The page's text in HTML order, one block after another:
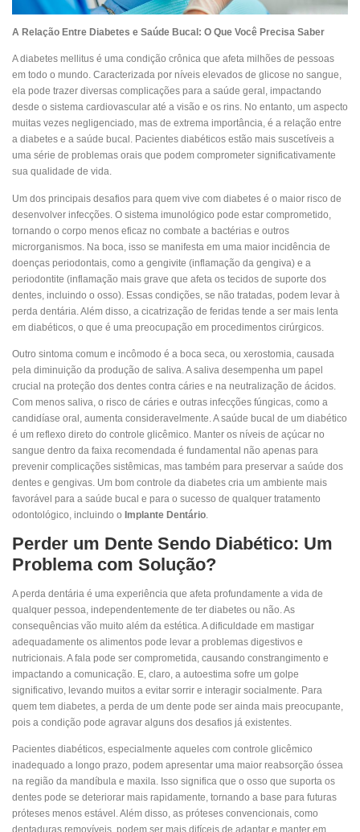
A Relação Entre Diabetes e Saúde Bucal: O Que Você Precisa Saber
A diabetes mellitus é uma condição crônica que afeta milhões de pessoas
em todo o mundo. Caracterizada por níveis elevados de glicose no sangue,
ela pode trazer diversas complicações para a saúde geral, impactando
desde o sistema cardiovascular até a visão e os rins. No entanto, um aspecto
muitas vezes negligenciado, mas de extrema importância, é a relação entre
a diabetes e a saúde bucal. Pacientes diabéticos estão mais suscetíveis a
uma série de problemas orais que podem comprometer significativamente
sua qualidade de vida.
Um dos principais desafios para quem vive com diabetes é o maior risco de
desenvolver infecções. O sistema imunológico pode estar comprometido,
tornando o corpo menos eficaz no combate a bactérias e outros
microrganismos. Na boca, isso se manifesta em uma maior incidência de
doenças periodontais, como a gengivite (inflamação da gengiva) e a
periodontite (inflamação mais grave que afeta os tecidos de suporte dos
dentes, incluindo o osso). Essas condições, se não tratadas, podem levar à
perda dentária. Além disso, a cicatrização de feridas tende a ser mais lenta
em diabéticos, o que é uma preocupação em procedimentos cirúrgicos.
Outro sintoma comum e incômodo é a boca seca, ou xerostomia, causada
pela diminuição da produção de saliva. A saliva desempenha um papel
crucial na proteção dos dentes contra cáries e na neutralização de ácidos.
Com menos saliva, o risco de cáries e outras infecções fúngicas, como a
candidíase oral, aumenta consideravelmente. A saúde bucal de um diabético
é um reflexo direto do controle glicêmico. Manter os níveis de açúcar no
sangue dentro da faixa recomendada é fundamental não apenas para
prevenir complicações sistêmicas, mas também para preservar a saúde dos
dentes e gengivas. Um bom controle da diabetes cria um ambiente mais
favorável para a saúde bucal e para o sucesso de qualquer tratamento
odontológico, incluindo o Implante Dentário
Perder um Dente Sendo Diabético: Um
Problema com Solução?
A perda dentária é uma experiência que afeta profundamente a vida de
qualquer pessoa, independentemente de ter diabetes ou não. As
consequências vão muito além da estética. A dificuldade em mastigar
adequadamente os alimentos pode levar a problemas digestivos e
nutricionais. A fala pode ser comprometida, causando constrangimento e
impactando a comunicação. E, claro, a autoestima sofre um golpe
significativo, levando muitos a evitar sorrir e interagir socialmente. Para
quem tem diabetes, a perda de um dente pode ser ainda mais preocupante,
pois a condição pode agravar alguns dos desafios já existentes.
Pacientes diabéticos, especialmente aqueles com controle glicêmico
inadequado a longo prazo, podem apresentar uma maior reabsorção óssea
na região da mandíbula e maxila. Isso significa que o osso que suporta os
dentes pode se deteriorar mais rapidamente, tornando a base para futuras
próteses menos estável. Além disso, as próteses convencionais, como
dentaduras removíveis, podem ser mais difíceis de adaptar e manter em